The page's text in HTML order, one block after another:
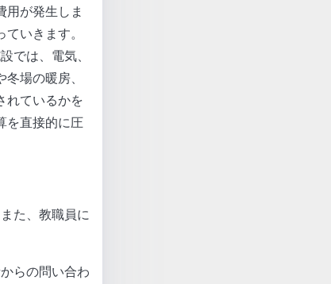
用が発生しま
いきます。
では、電気、
場の暖房、
れているかを
を直接的に圧
た、教職員に
らの問い合わ